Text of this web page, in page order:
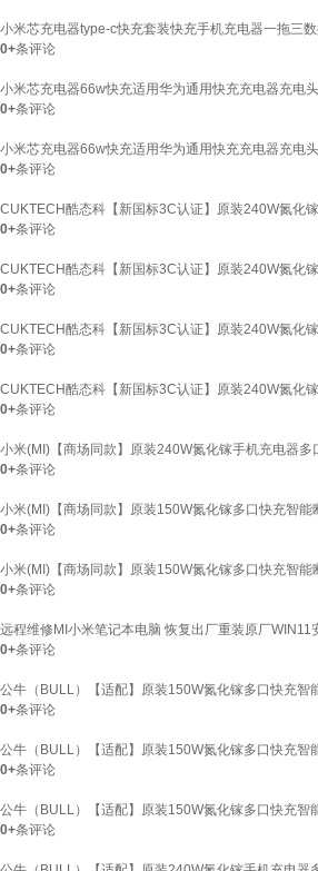
小米芯充电器type-c快充套装快充手机充电器一拖三
0+条评论
小米芯充电器66w快充适用华为通用快充充电器充电
0+条评论
小米芯充电器66w快充适用华为通用快充充电器充电
0+条评论
CUKTECH酷态科【新国标3C认证】原装240W氮化
0+条评论
CUKTECH酷态科【新国标3C认证】原装240W氮化
0+条评论
CUKTECH酷态科【新国标3C认证】原装240W氮化
0+条评论
CUKTECH酷态科【新国标3C认证】原装240W氮化
0+条评论
小米(MI)【商场同款】原装240W氮化镓手机充电器
0+条评论
小米(MI)【商场同款】原装150W氮化镓多口快充智
0+条评论
小米(MI)【商场同款】原装150W氮化镓多口快充智
0+条评论
远程维修MI小米笔记本电脑 恢复出厂重装原厂WIN11
0+条评论
公牛（BULL）【适配】原装150W氮化镓多口快充智
0+条评论
公牛（BULL）【适配】原装150W氮化镓多口快充智
0+条评论
公牛（BULL）【适配】原装150W氮化镓多口快充智
0+条评论